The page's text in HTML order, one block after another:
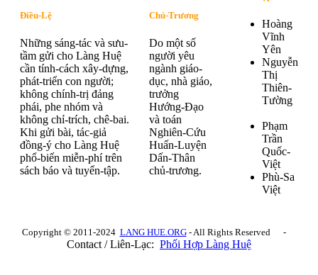
Điều-Lệ
Những sáng-tác và sưu-
tầm gửi cho Làng Huệ
cần tính-cách xây-dựng,
phát-triển con người;
không chính-trị đảng
phái, phe nhóm và
không chỉ-trích, chê-bai.
Khi gửi bài, tác-giả
đồng-ý cho Làng Huệ
phổ-biến miễn-phí trên
sách báo và tuyển-tập.
Chủ-Trương
Do một số
người yêu
ngành giáo-
dục, nhà giáo,
trưởng
Hướng-Đạo
và toán
Nghiên-Cứu
Huấn-Luyện
Dấn-Thân
chủ-trương.
Hoàng
Vĩnh
Yên
Nguyễn
Thị
Thiên-
Tường
Phạm
Trần
Quốc-
Việt
Phù-Sa
Việt
Copyright © 2011-2024 LANG HUE.ORG- All Rights Reserved -
Contact / Liên-Lạc: Phối Hợp Làng Huệ